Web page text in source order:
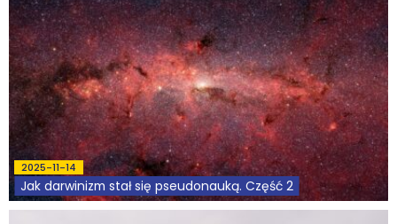
Aktualności
Teksty
Wprowadzenie
Artykuły
Krytyka teorii ID
Wywiady
2025-11-14
Jak darwinizm stał się pseudonauką. Część 2